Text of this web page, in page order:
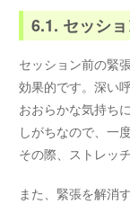
6.1. セッシ
セッション前の緊
効果的です。深い
おおらかな気持ち
しがちなので、一
その際、ストレッ
また、緊張を解消